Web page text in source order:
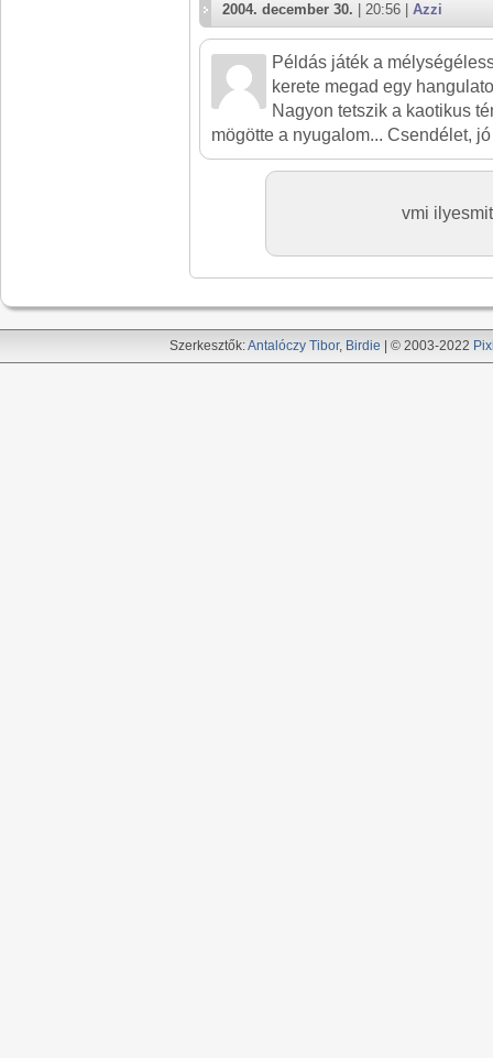
2004. december 30. | 20:56 | Azzi
Példás játék a
kerete megad egy
Nagyon tetszik a kaotikus
mögötte a nyugalom... Csendélet,
vmi
Szerkesztők:Antalóczy Tibor, Birdie | © 2003-2022